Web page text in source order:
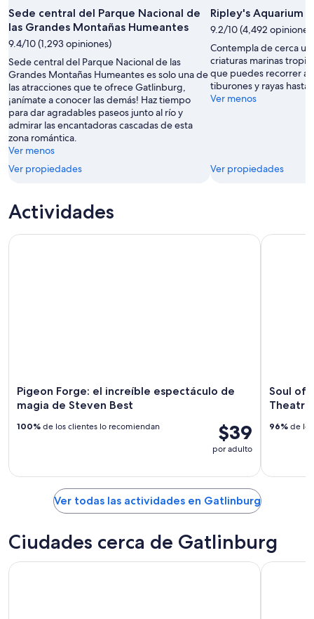
Sede central del Parque Nacional de
las Grandes Montañas Humeantes
9.4/10 (1,293 opiniones)
Sede central del Parque Nacional de las
Grandes Montañas Humeantes es solo una de
las atracciones que te ofrece Gatlinburg,
¡anímate a conocer las demás! Haz tiempo
para dar agradables paseos junto al río y
admirar las encantadoras cascadas de esta
zona romántica.
Ver menos
Ver propiedades
Ripley's Aquarium
9.2/10 (4,492
Contempla de cerca
criaturas marinas
que puedes recorrer a
tiburones y rayas
Ver menos
Ver propiedades
Actividades
Pigeon Forge: el increíble espectáculo de
magia de Steven Best
$39
por adulto
100% de los clientes lo recomiendan
Pigeon Forge: el increíble espectáculo de magia de Steven
Soul of
Theatre
96% de
Soul of
Ver todas las actividades en Gatlinburg
Ciudades cerca de Gatlinburg